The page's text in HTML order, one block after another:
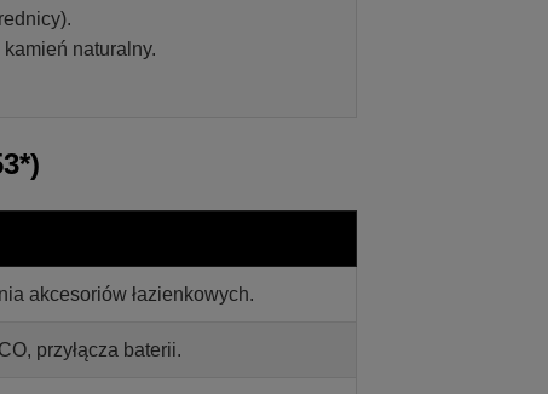
naturalny.
akcesoriów łazienkowych.
przyłącza baterii.